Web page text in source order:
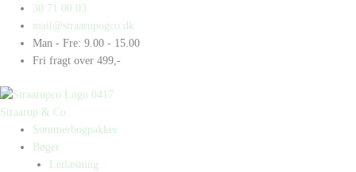
indholdet
30 71 00 03
mail@straarupogco.dk
Man - Fre: 9.00 - 15.00
Fri fragt over 499,-
Straarup & Co
Sommerbogpakker
Bøger
Letlæsning
Products
search
Products
search